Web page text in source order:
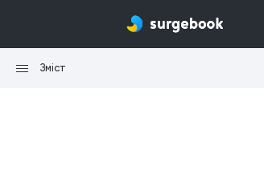
Зміст